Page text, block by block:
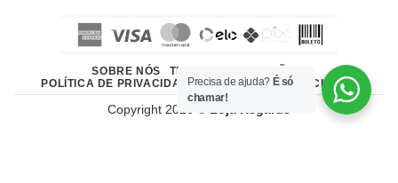
SOBRE NÓS
TERMOS E CONDIÇÕES
POLÍTICA DE PRIVACIDADE
ATENDIMENTO AO CLIENTE
Copyright 2026 © Loja Regards
Precisa de ajuda? É só
chamar!